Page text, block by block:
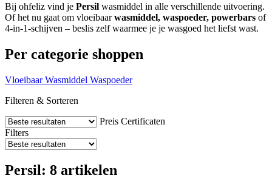
Bij ohfeliz vind je Persil wasmiddel in alle verschillende uitvoering.
Of het nu gaat om vloeibaarwasmiddel, waspoeder, powerbars of
4-in-1-schijven – beslis zelf waarmee je je wasgoed het liefst wast.
Per categorie shoppen
Vloeibaar Wasmiddel Waspoeder
Filteren & Sorteren
Preis Certificaten
Filters
Persil: 8 artikelen